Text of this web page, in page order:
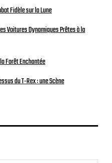
Fidèle sur la Lune
Voitures Dynamiques Prêtes à la
Forêt Enchantée
du T-Rex : une Scène